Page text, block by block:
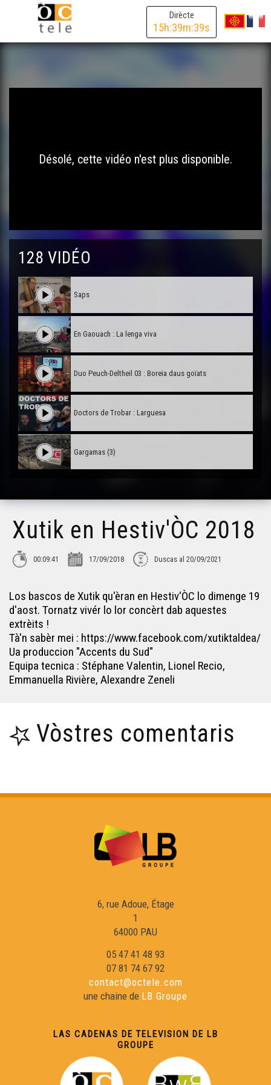
Dirècte
15h:39m:39s
Désolé, cette vidéo n'est plus disponible.
128 VIDÉO
Saps
En Gaouach : La lenga viva
Duo Peuch-Deltheil 03 : Boreia daus goïats
Doctors de Trobar : Larguesa
Gargamas (3)
Hestiv'Òc
Lambrusquera - Era Sauta Banassa
Trio ERMS, extrait de la creacion "Indians"
Muriel Batbie Castell
Croc'stane (1)
Eric Fraj 02
Lambrusquera : A la claror deu reve
En Gaouach : La Mau Maridèia
Duo Peuch-Deltheil 01 : Valse à Marie
Xutik en Hestiv'ÒC 2018
00:09:41 17/09/2018 Duscas al 20/09/2021
Los bascos de Xutik qu'èran en Hestiv'ÒC lo dimenge 19
d'aost. Tornatz vivér lo lor concèrt dab aquestes
extrèits !
Tà'n sabèr mei : https://www.facebook.com/xutiktaldea/
Ua produccion "Accents du Sud"
Equipa tecnica : Stéphane Valentin, Lionel Recio,
Emmanuella Rivière, Alexandre Zeneli
Vòstres comentaris
6, rue Adoue, Étage
1
64000 PAU
05 47 41 48 93
07 81 74 67 92
contact@octele.com
une chaine de LB Groupe
LAS CADENAS DE TELEVISION DE LB
GROUPE